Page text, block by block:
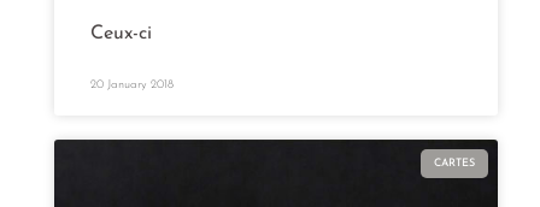
Ceux-ci
20 January 2018
CARTES